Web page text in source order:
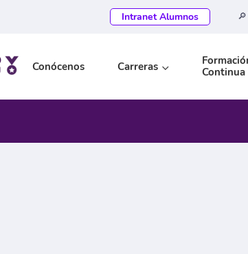
Intranet Alumnos
Conócenos Carreras
Continua